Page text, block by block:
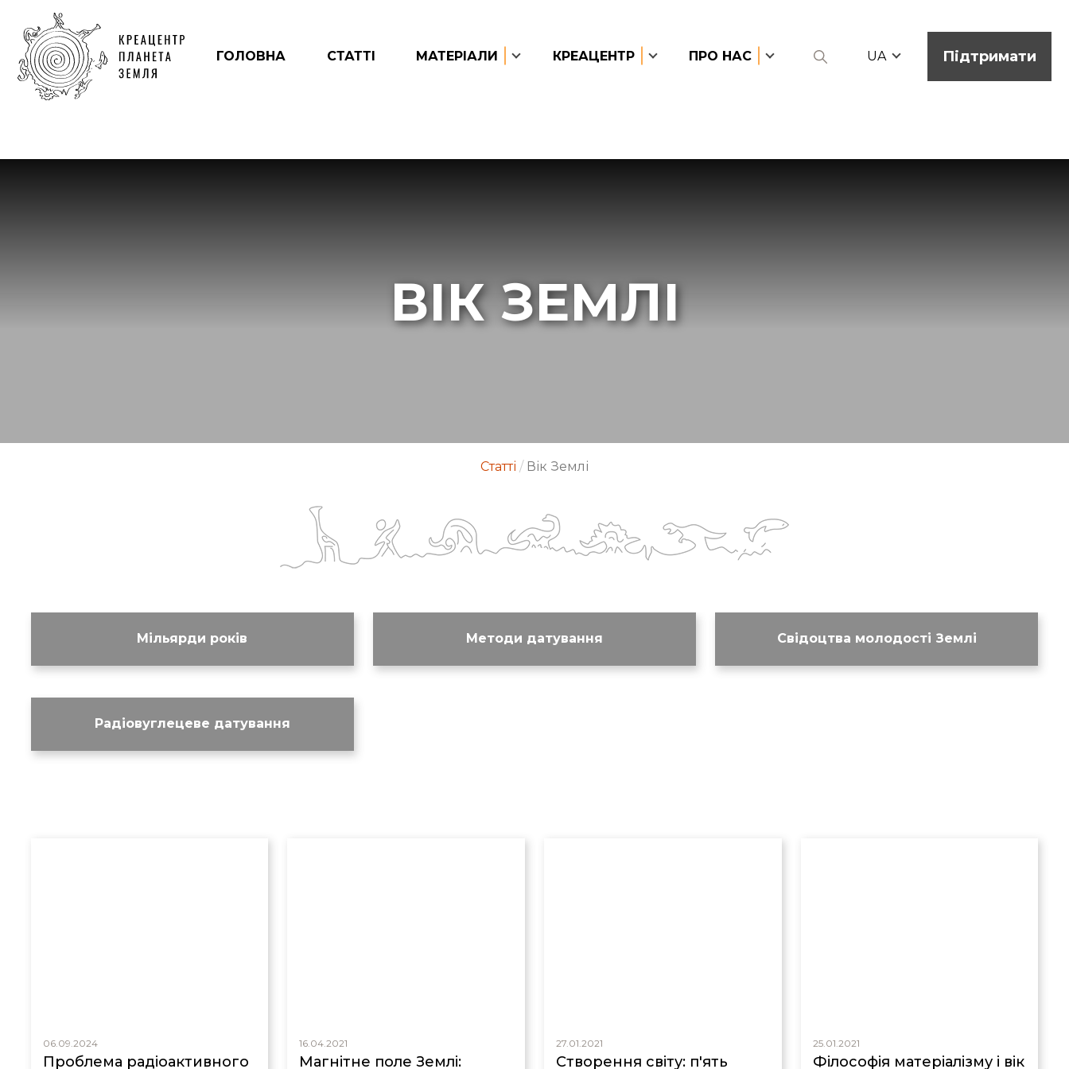
ГОЛОВНА СТАТТІ МАТЕРІАЛИ КРЕАЦЕНТР ПРО НАС UA Підтримати
ВІК ЗЕМЛІ
Статті / Вік Землі
Мільярди років Методи датування Свідоцтва молодості Землі
Радіовуглецеве датування
06.09.2024
Проблема радіоактивного
16.04.2021
Магнітне поле Землі:
27.01.2021
Cтворення світу: п'ять
25.01.2021
Філософія матеріалізму і вік